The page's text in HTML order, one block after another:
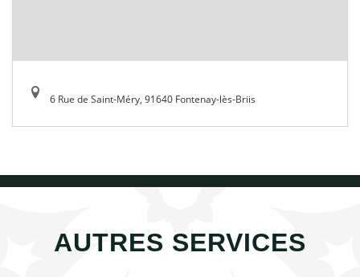
6 Rue de Saint-Méry, 91640 Fontenay-lès-Briis
AUTRES SERVICES